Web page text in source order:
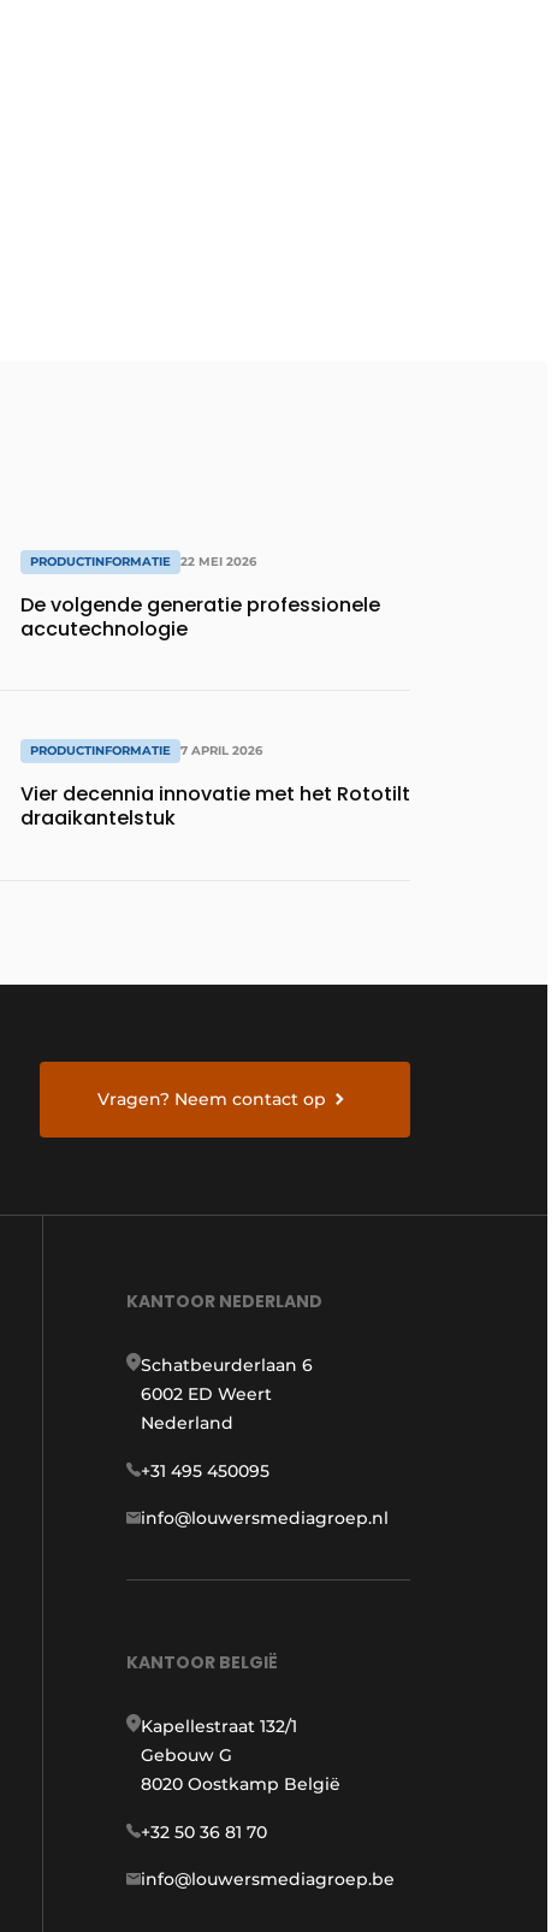
PRODUCTINFORMATIE 22 MEI 2026
De volgende generatie professionele
accutechnologie
PRODUCTINFORMATIE 7 APRIL 2026
Vier decennia innovatie met het Rototilt
draaikantelstuk
Vragen? Neem contact op
KANTOOR NEDERLAND
Schatbeurderlaan 6
6002 ED Weert
Nederland
+31 495 450095
info@louwersmediagroep.nl
KANTOOR BELGIË
Kapellestraat 132/1
Gebouw G
8020 Oostkamp België
+32 50 36 81 70
info@louwersmediagroep.be